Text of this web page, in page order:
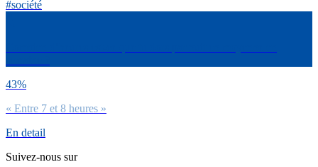
#société
43%
« Entre 7 et 8 heures »
En detail
Suivez-nous sur